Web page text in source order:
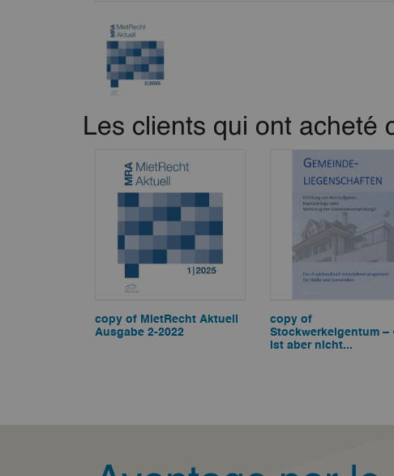
Les clients qui ont acheté
copy of MietRecht Aktuell
Ausgabe 2-2022
copy of
Stockwerkeigentum –
ist aber nicht...